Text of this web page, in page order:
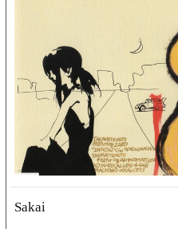
Sakai